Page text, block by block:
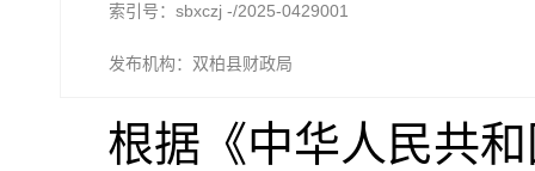
索引号：sbxczj -/2025-0429001
发布机构：双柏县财政局
根据《中华人民共